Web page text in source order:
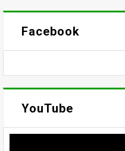
Facebook
YouTube